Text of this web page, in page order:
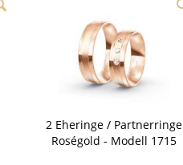
2 Eheringe / Partnerringe
Roségold - Modell 1715